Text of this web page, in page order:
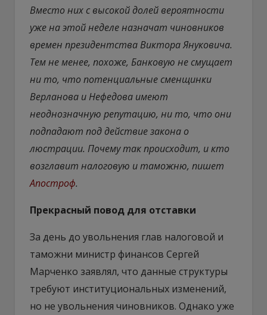
Вместо них с высокой долей вероятности
уже на этой неделе назначат чиновников
времен президентства Виктора Януковича.
Тем не менее, похоже, Банковую не смущает
ни то, что потенциальные сменщинки
Верланова и Нефедова имеют
неоднозначную репутацию, ни то, что они
подпадают под действие закона о
люстрации. Почему так происходит, и кто
возглавит налоговую и таможню, пишет
Апостроф.
Прекрасный повод для отставки
За день до увольнения глав налоговой и
таможни министр финансов Сергей
Марченко заявлял, что данные структуры
требуют институциональных изменений,
но не увольнения чиновников. Однако уже